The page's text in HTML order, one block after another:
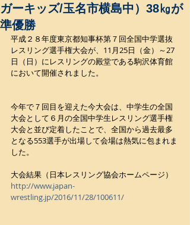
ガーキッズ/玉名市横島中）38㎏が
準優勝
平成２８年度東京都知事杯第７回全国中学選抜
レスリング選手権大会が、11月25日（金）～27
日（日）にレスリングの殿堂である駒沢体育館
において開催されました。
今年で７回目を迎えた今大会は、中学生の全国
大会として６月の全国中学生レスリング選手権
大会と並び定着したことで、全国から過去最多
となる553選手が出場して会場は熱気に包まれま
した。
大会結果（日本レスリング協会ホームページ）
http://www.japan-
wrestling.jp/2016/11/28/100611/